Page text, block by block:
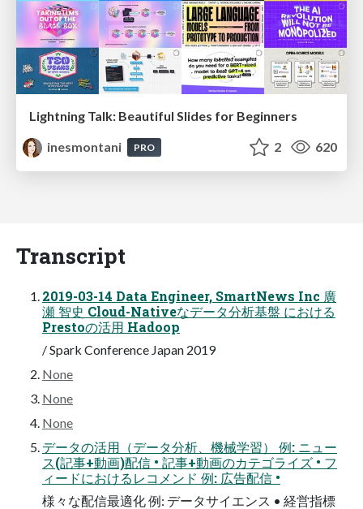
Lightning Talk: Beautiful Slides for Beginners
inesmontani
PRO 2 620
Transcript
2019-03-14 Data Engineer, SmartNews Inc 廣
瀬 智史 Cloud-Nativeなデータ分析基盤 における
Prestoの活用 Hadoop
/ Spark Conference Japan 2019
None
None
None
データの活用（データ分析、機械学習） 例: ニュー
ス(記事+動画)配信 • 記事+動画のカテゴライズ • フ
ィードにおけるレコメンド 例: 広告配信 •
様々な配信最適化 例: データサイエンス • 経営指標